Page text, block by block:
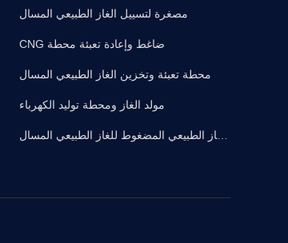
مصغرة لتسييل الغاز الطبيعي المسال
CNG ضاغط وإعادة تعبئة محطة
محطة تعبئة وتخزين الغاز الطبيعي المسال
مولد الغاز ومحطة توليد الكهرباء